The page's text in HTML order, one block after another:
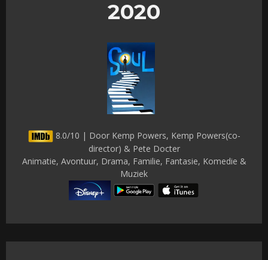
2020
8.0/10 | Door Kemp Powers, Kemp Powers(co-
director) & Pete Docter
Animatie, Avontuur, Drama, Familie, Fantasie, Komedie &
Muziek